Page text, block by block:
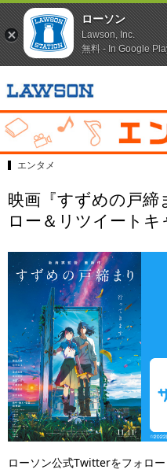
エンタメ
映画『すずめの戸
ロー＆リツイートキ
ローソン公式Twitterをフォロ
ローソン
Lawson, Inc.
無料 - In Google